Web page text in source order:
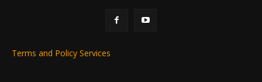
Terms and Policy Services